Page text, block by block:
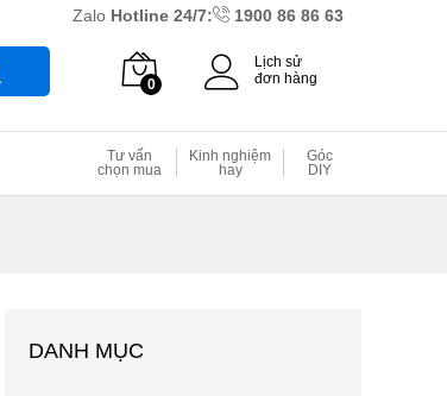
Zalo Hotline 24/7: 1900 86 86 63
0
Lịch sử
đơn hàng
Tư vấn
chọn mua
Kinh nghiệm
hay
Góc
DIY
DANH MỤC